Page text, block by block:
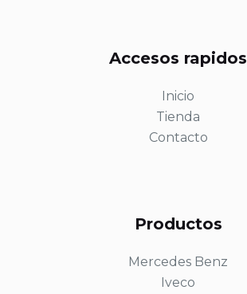
Accesos rapidos
Inicio
Tienda
Contacto
Productos
Mercedes Benz
Iveco